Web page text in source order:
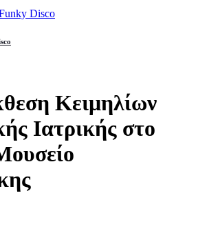
Κειμηλίων
Ιατρικής στο